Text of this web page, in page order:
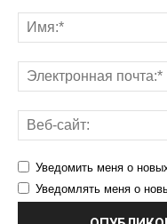
Уведомить меня о
Уведомлять меня о